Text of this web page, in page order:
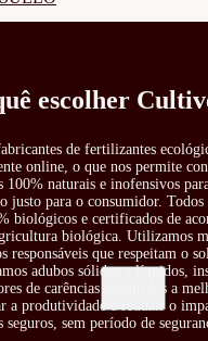
PLANTAS
PLANTAS INTERIOR
GROWPUNCH
VER TODAS
escolher
de fertilizantes
online, o que nos permite
100% naturais e inofensivos
justo para o consumidor. Todos
biológicos e certificados de
biológica. Utilizamos
responsáveis que respeitam o
adubos sólidos e líquidos,
de carências destinados a
a produtividade e reduzir o
seguros, sem período de